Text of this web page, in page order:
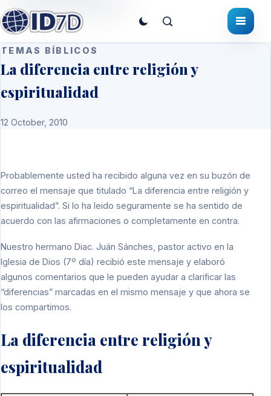
TEMAS BÍBLICOS
La diferencia entre religión y
espiritualidad
12 October, 2010
Probablemente usted ha recibido alguna vez en su buzón de
correo el mensaje que titulado “La diferencia entre religión y
espiritualidad”. Si lo ha leido seguramente se ha sentido de
acuerdo con las afirmaciones o completamente en contra.
Nuestro hermano Diac. Juán Sánches, pastor activo en la
Iglesia de Dios (7º día) recibió este mensaje y elaboró
algunos comentarios que le pueden ayudar a clarificar las
“diferencias” marcadas en el mismo mensaje y que ahora se
los compartimos.
La diferencia entre religión y
espiritualidad